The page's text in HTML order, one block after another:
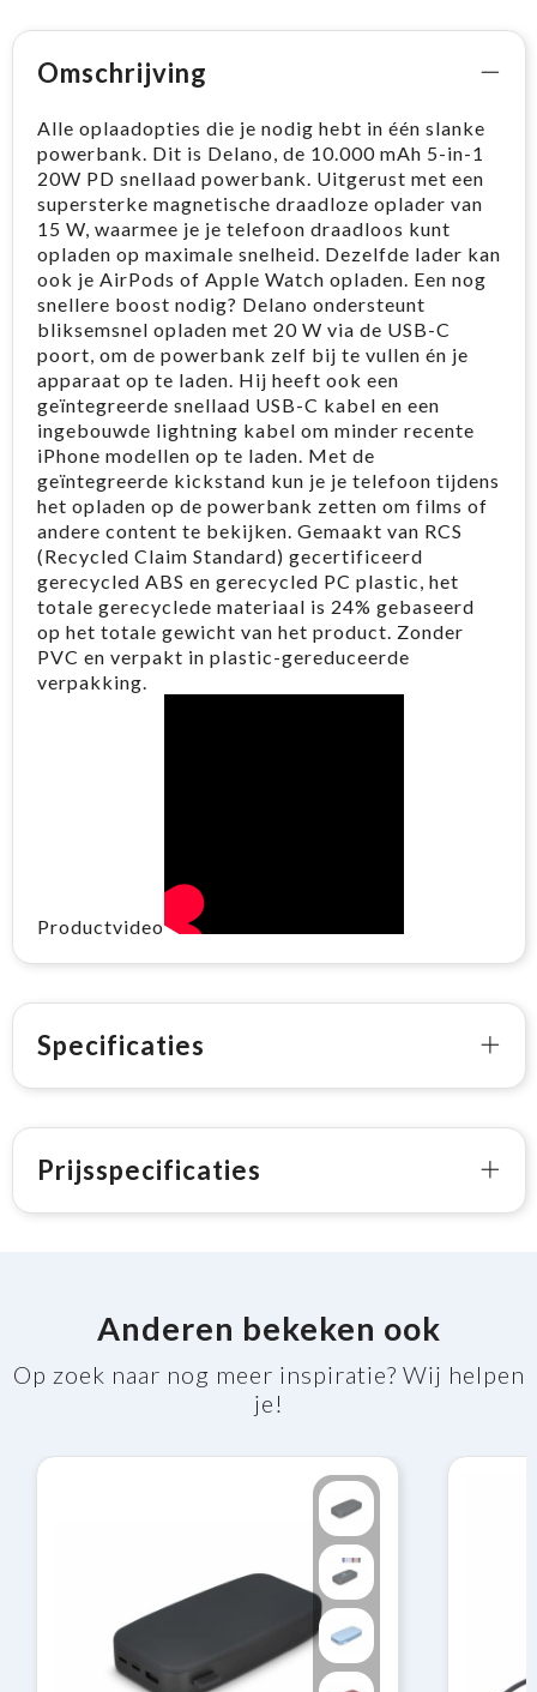
Omschrijving
Alle oplaadopties die je nodig hebt in één slanke
powerbank. Dit is Delano, de 10.000 mAh 5-in-1
20W PD snellaad powerbank. Uitgerust met een
supersterke magnetische draadloze oplader van
15 W, waarmee je je telefoon draadloos kunt
opladen op maximale snelheid. Dezelfde lader kan
ook je AirPods of Apple Watch opladen. Een nog
snellere boost nodig? Delano ondersteunt
bliksemsnel opladen met 20 W via de USB-C
poort, om de powerbank zelf bij te vullen én je
apparaat op te laden. Hij heeft ook een
geïntegreerde snellaad USB-C kabel en een
ingebouwde lightning kabel om minder recente
iPhone modellen op te laden. Met de
geïntegreerde kickstand kun je je telefoon tijdens
het opladen op de powerbank zetten om films of
andere content te bekijken. Gemaakt van RCS
(Recycled Claim Standard) gecertificeerd
gerecycled ABS en gerecycled PC plastic, het
totale gerecyclede materiaal is 24% gebaseerd
op het totale gewicht van het product. Zonder
PVC en verpakt in plastic-gereduceerde
verpakking.
Productvideo
Specificaties
Prijsspecificaties
Anderen bekeken ook
Op zoek naar nog meer inspiratie? Wij helpen
je!